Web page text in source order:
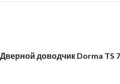
Дверной доводчик Dorma TS